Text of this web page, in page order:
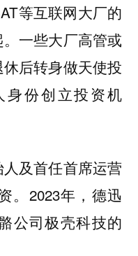
等互联网大厂的
一些大厂高管或
后转身做天使投
身份创立投资机
及首任首席运营
。2023年，德迅
公司极壳科技的